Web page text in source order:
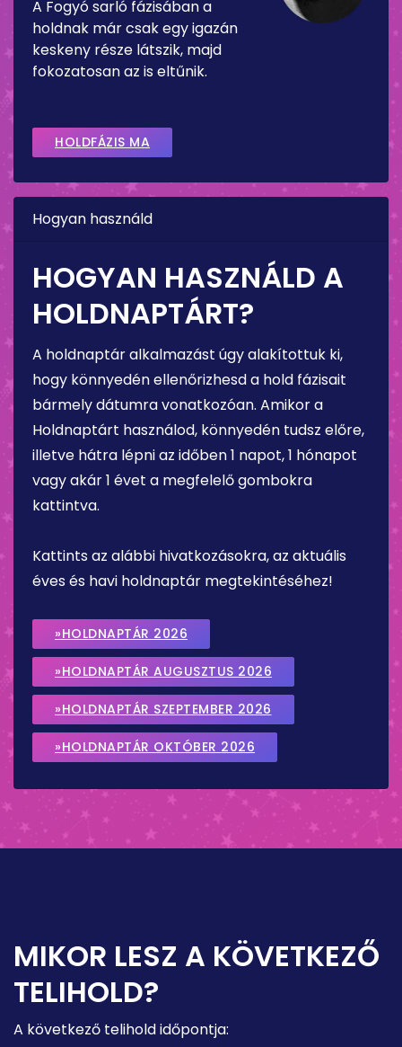
A Fogyó sarló fázisában a
holdnak már csak egy igazán
keskeny része látszik, majd
fokozatosan az is eltűnik.
HOLDFÁZIS MA
Hogyan használd
HOGYAN HASZNÁLD A
HOLDNAPTÁRT?
A holdnaptár alkalmazást úgy alakítottuk ki,
hogy könnyedén ellenőrizhesd a hold fázisait
bármely dátumra vonatkozóan. Amikor a
Holdnaptárt használod, könnyedén tudsz előre,
illetve hátra lépni az időben 1 napot, 1 hónapot
vagy akár 1 évet a megfelelő gombokra
kattintva.
Kattints az alábbi hivatkozásokra, az aktuális
éves és havi holdnaptár megtekintéséhez!
»HOLDNAPTÁR 2026
»HOLDNAPTÁR AUGUSZTUS 2026
»HOLDNAPTÁR SZEPTEMBER 2026
»HOLDNAPTÁR OKTÓBER 2026
MIKOR LESZ A KÖVETKEZŐ
TELIHOLD?
A következő telihold időpontja: